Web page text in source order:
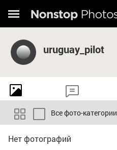
uruguay_pilot
Все фото-категории
Нет фотографий